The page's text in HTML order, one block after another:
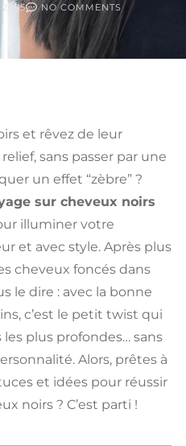
2025 NO COMMENTS
et rêvez de leur
sans passer par une
un effet “zèbre” ?
sur cheveux noirs
illuminer votre
et avec style. Après plus
cheveux foncés dans
le dire : avec la bonne
c’est le petit twist qui
plus profondes… sans
Alors, prêtes à
et idées pour réussir
noirs ? C’est parti !